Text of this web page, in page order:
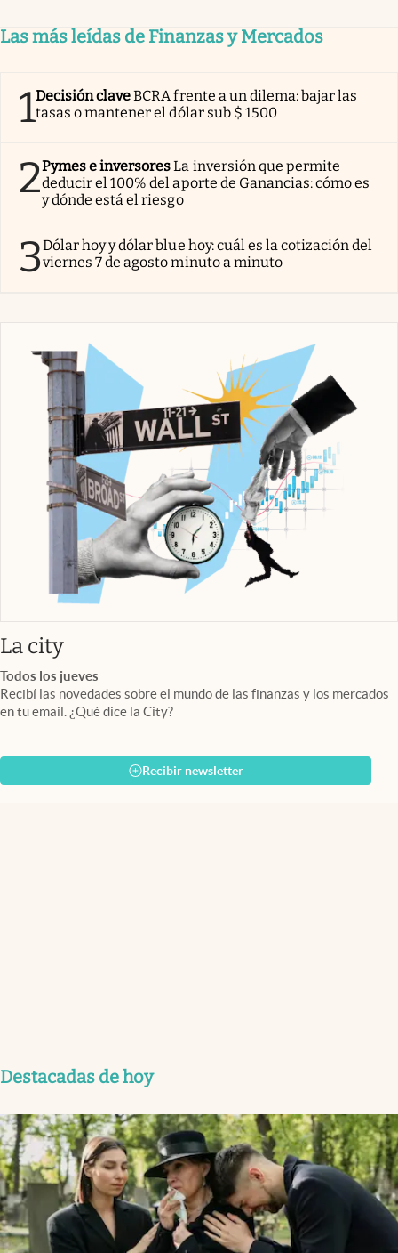
Las más leídas de Finanzas y Mercados
1Decisión claveBCRA frente a un dilema: bajar las
tasas o mantener el dólar sub $ 1500
2Pymes e inversoresLa inversión que permite
deducir el 100% del aporte de Ganancias: cómo es
y dónde está el riesgo
3Dólar hoy y dólar blue hoy: cuál es la cotización del
viernes 7 de agosto minuto a minuto
La cityabre en nueva pestaña
Todos los jueves
Recibí las novedades sobre el mundo de las finanzas y los mercados
en tu email. ¿Qué dice la City?
Recibir newsletter
Destacadas de hoy